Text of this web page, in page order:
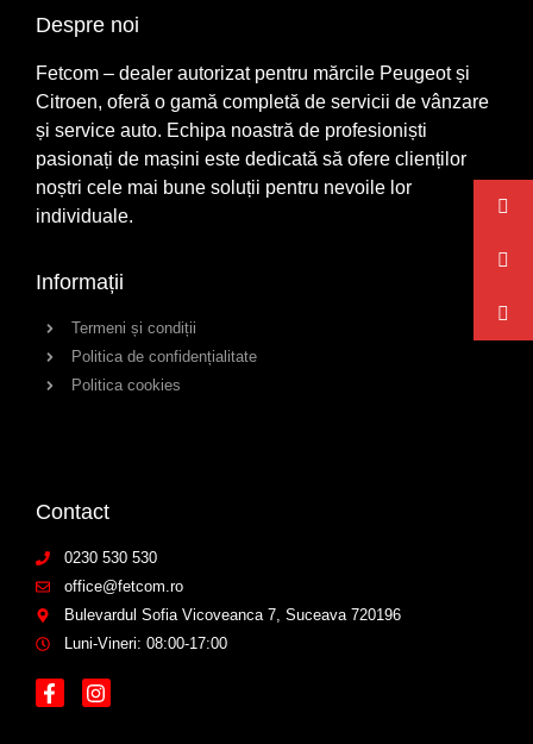
Despre noi
Fetcom – dealer autorizat pentru mărcile Peugeot și
Citroen, oferă o gamă completă de servicii de vânzare
și service auto. Echipa noastră de profesioniști
pasionați de mașini este dedicată să ofere clienților
noștri cele mai bune soluții pentru nevoile lor
individuale.
Informații
Termeni și condiții
Politica de confidențialitate
Politica cookies
Contact
0230 530 530
office@fetcom.ro
Bulevardul Sofia Vicoveanca 7, Suceava 720196
Luni-Vineri: 08:00-17:00